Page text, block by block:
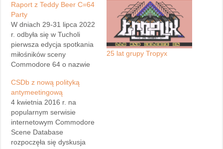
Raport z Teddy Beer C=64
Party
W dniach 29-31 lipca 2022
r. odbyła się w Tucholi
pierwsza edycja spotkania
miłośników sceny
Commodore 64 o nazwie
Organizacji imprezy podjęli
się członkowie grupy
BOOM! przy wsparciu
Stowarzyszenia
Miłośników
Oldschoolowych
Komputerów „SMOK”,
25 lat grupy Tropyx
CSDb z nową polityką
antymeetingową
4 kwietnia 2016 r. na
popularnym serwisie
internetowym Commodore
Scene Database
rozpoczęła się dyskusja